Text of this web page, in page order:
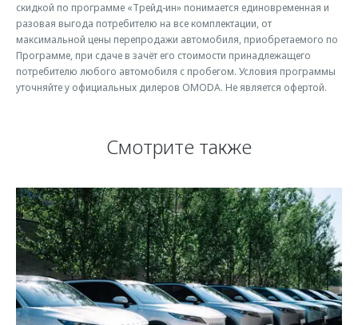
скидкой по программе «Трейд-ин» понимается единовременная и
разовая выгода потребителю на все комплектации, от
максимальной цены перепродажи автомобиля, приобретаемого по
Программе, при сдаче в зачёт его стоимости принадлежащего
потребителю любого автомобиля с пробегом. Условия программы
уточняйте у официальных дилеров OMODA. Не является офертой.
Смотрите также